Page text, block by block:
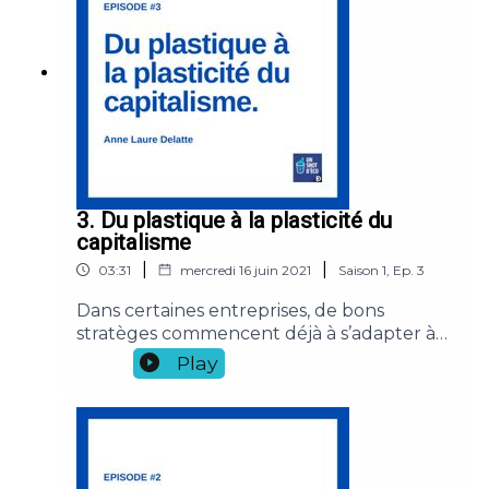
Dauphine (LEDa), réalisé par Fany Corral.
3. Du plastique à la plasticité du
capitalisme
03:31 mercredi 16 juin 2021 Saison 1 Ep. 3
Dans certaines entreprises, de bons
stratèges commencent déjà à s’adapter à
un monde à +5°C. Ces conditions invivables
sont pour elles la promesse d’innovations
Anne Laure Delatte, chargée de
d'Économie de Dauphine (LEDa), réalisé
Play